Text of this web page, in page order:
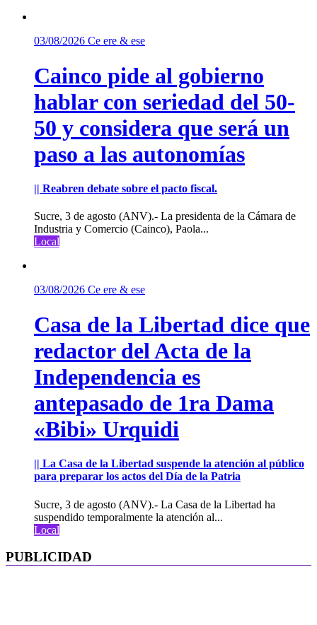
03/08/2026 Ce ere & ese
Cainco pide al gobierno
hablar con seriedad del 50-
50 y considera que será un
paso a las autonomías
|| Reabren debate sobre el pacto fiscal.
Sucre, 3 de agosto (ANV).- La presidenta de la Cámara de
Industria y Comercio (Cainco), Paola...
Local
03/08/2026 Ce ere & ese
Casa de la Libertad dice que
redactor del Acta de la
Independencia es
antepasado de 1ra Dama
«Bibi» Urquidi
|| La Casa de la Libertad suspende la atención al público
para preparar los actos del Día de la Patria
Sucre, 3 de agosto (ANV).- La Casa de la Libertad ha
suspendido temporalmente la atención al...
Local
PUBLICIDAD